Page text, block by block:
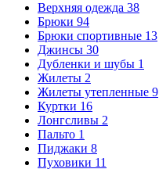
Верхняя одежда 38
Брюки 94
Брюки спортивные 13
Джинсы 30
Дубленки и шубы 1
Жилеты 2
Жилеты утепленные 9
Куртки 16
Лонгсливы 2
Пальто 1
Пиджаки 8
Пуховики 11